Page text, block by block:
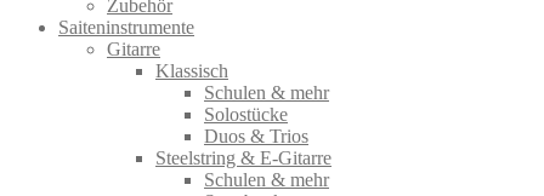
Zubehör
Saiteninstrumente
Gitarre
Klassisch
Schulen & mehr
Solostücke
Duos & Trios
Steelstring & E-Gitarre
Schulen & mehr